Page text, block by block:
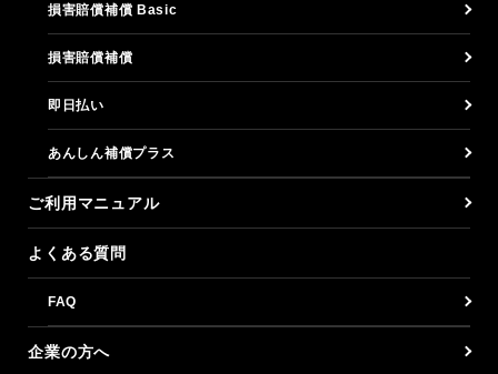
損害賠償補償 Basic
損害賠償補償
即日払い
あんしん補償プラス
ご利用マニュアル
よくある質問
FAQ
企業の方へ